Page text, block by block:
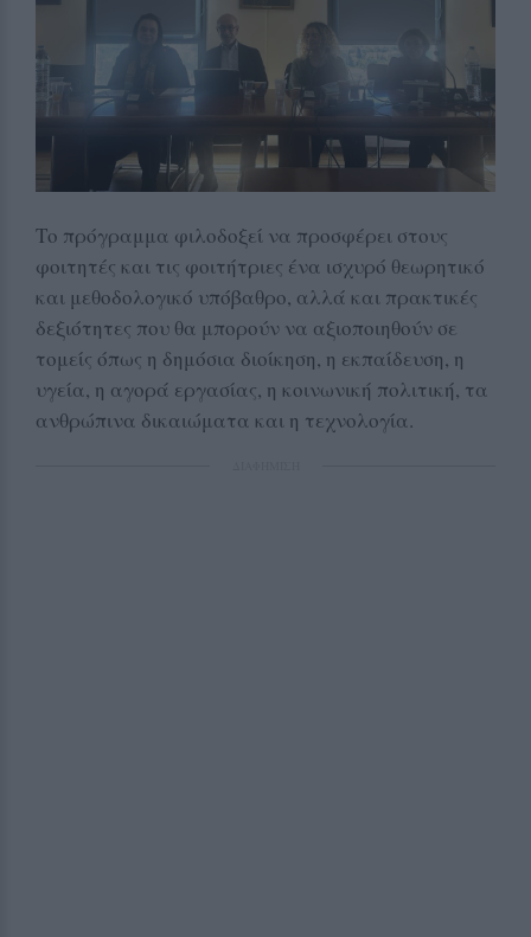
Το πρόγραμμα φιλοδοξεί να προσφέρει στους
φοιτητές και τις φοιτήτριες ένα ισχυρό θεωρητικό
και μεθοδολογικό υπόβαθρο, αλλά και πρακτικές
δεξιότητες που θα μπορούν να αξιοποιηθούν σε
τομείς όπως η δημόσια διοίκηση, η εκπαίδευση, η
υγεία, η αγορά εργασίας, η κοινωνική πολιτική, τα
ανθρώπινα δικαιώματα και η τεχνολογία.